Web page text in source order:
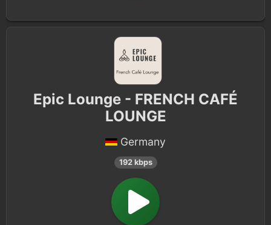
Epic Lounge - FRENCH CAFÉ
LOUNGE
Germany
192 kbps